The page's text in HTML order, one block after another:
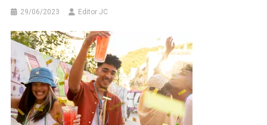
29/06/2023 Editor JC